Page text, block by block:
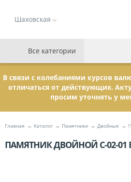
Шаховская
Все категории
В связи с колебаниями курсов
отличаться от действующих.
просим уточнять у
Главная Каталог Памятники Двойные
ПАМЯТНИК ДВОЙНОЙ С-02-